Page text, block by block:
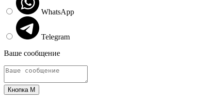
WhatsApp
Telegram
Ваше сообщение
Кнопка M